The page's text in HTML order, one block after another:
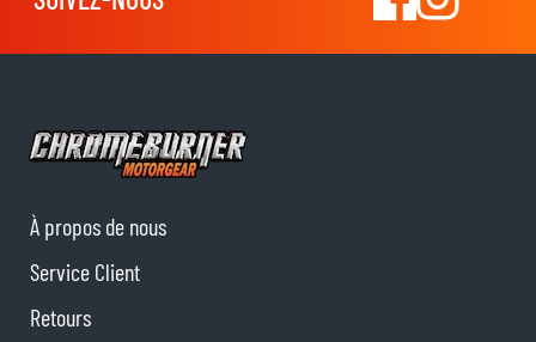
À propos de nous
Service Client
Retours